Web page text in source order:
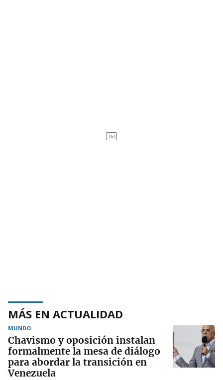
MÁS EN ACTUALIDAD
MUNDO
Chavismo y oposición instalan
formalmente la mesa de diálogo
para abordar la transición en
Venezuela